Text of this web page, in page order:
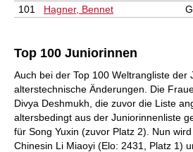
101
Hagner, Bennet
Top 100 Juniorinnen
Auch bei der Top 100 Weltrangliste der
alterstechnische Änderungen. Die
Divya Deshmukh, die zuvor die Liste
altersbedingt aus der Juniorinnenliste
für Song Yuxin (zuvor Platz 2). Nun
Chinesin Li Miaoyi (Elo: 2431, Platz 1)